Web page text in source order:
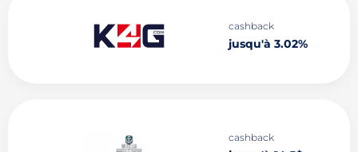
cashback
jusqu'à 3.02%
cashback